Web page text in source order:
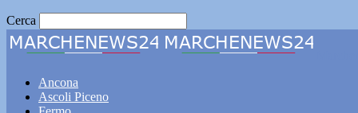
Cerca
Ancona
Ascoli Piceno